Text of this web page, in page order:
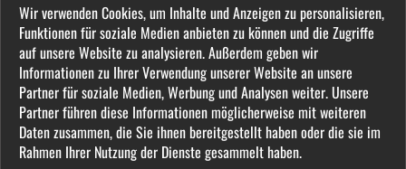
Wir verwenden Cookies, um Inhalte und Anzeigen zu personalisieren,
Funktionen für soziale Medien anbieten zu können und die Zugriffe
auf unsere Website zu analysieren. Außerdem geben wir
Informationen zu Ihrer Verwendung unserer Website an unsere
Partner für soziale Medien, Werbung und Analysen weiter. Unsere
Partner führen diese Informationen möglicherweise mit weiteren
Daten zusammen, die Sie ihnen bereitgestellt haben oder die sie im
Rahmen Ihrer Nutzung der Dienste gesammelt haben.
FETISCH ist in unserer Community willkommen
und auch Du wirst hier Deine Herrin finden, die
Dich Schritt für Schritt in das Sklavenleben deiner
Träume führt. Lebe deine dunkelsten Fantasien
LIVE vor der Cam aus. Finde unter tausenden
privaten SM- und Fetischvideos deine dominante
Lady und genieße die Leidenschaft, die Leiden